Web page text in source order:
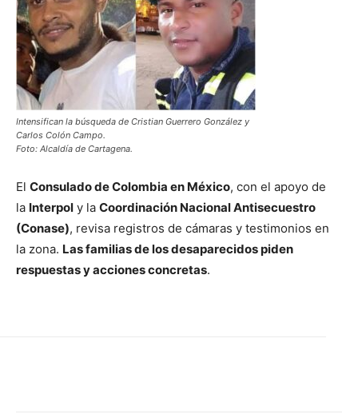
Intensifican la búsqueda de Cristian Guerrero González y
Carlos Colón Campo.
Foto: Alcaldía de Cartagena.
El Consulado de Colombia en México, con el apoyo de
la Interpol y la Coordinación Nacional Antisecuestro
(Conase), revisa registros de cámaras y testimonios en
la zona. Las familias de los desaparecidos piden
respuestas y acciones concretas.